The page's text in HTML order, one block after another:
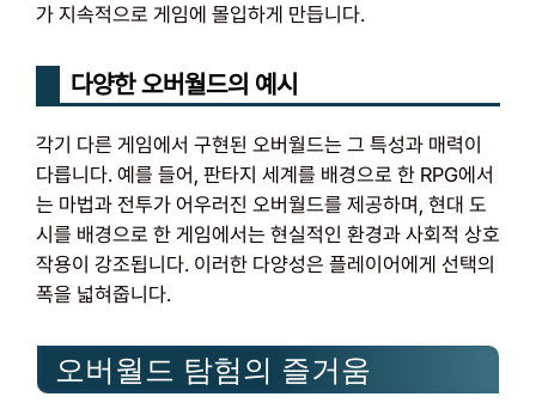
가 지속적으로 게임에 몰입하게 만듭니다.
다양한 오버월드의 예시
각기 다른 게임에서 구현된 오버월드는 그 특성과 매력이
다릅니다. 예를 들어, 판타지 세계를 배경으로 한 RPG에서
는 마법과 전투가 어우러진 오버월드를 제공하며, 현대 도
시를 배경으로 한 게임에서는 현실적인 환경과 사회적 상호
작용이 강조됩니다. 이러한 다양성은 플레이어에게 선택의
폭을 넓혀줍니다.
오버월드 탐험의 즐거움